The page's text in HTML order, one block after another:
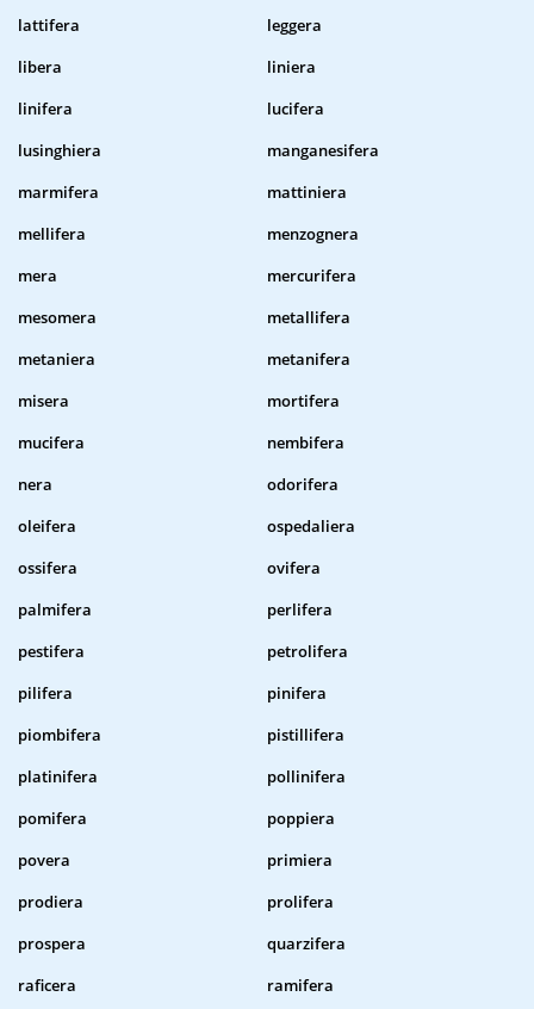
lattifera
leggera
libera
liniera
linifera
lucifera
lusinghiera
manganesifera
marmifera
mattiniera
mellifera
menzognera
mera
mercurifera
mesomera
metallifera
metaniera
metanifera
misera
mortifera
mucifera
nembifera
nera
odorifera
oleifera
ospedaliera
ossifera
ovifera
palmifera
perlifera
pestifera
petrolifera
pilifera
pinifera
piombifera
pistillifera
platinifera
pollinifera
pomifera
poppiera
povera
primiera
prodiera
prolifera
prospera
quarzifera
raficera
ramifera